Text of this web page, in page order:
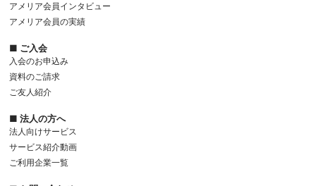
アメリア会員インタビュー
アメリア会員の実績
■ ご入会
入会のお申込み
資料のご請求
ご友人紹介
■ 法人の方へ
法人向けサービス
サービス紹介動画
ご利用企業一覧